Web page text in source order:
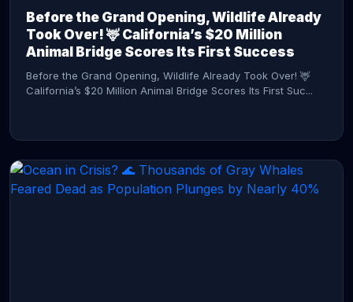
Before the Grand Opening, Wildlife Already
Took Over! 🦌 California’s $20 Million
Animal Bridge Scores Its First Success
Before the Grand Opening, Wildlife Already Took Over! 🦌
California’s $20 Million Animal Bridge Scores Its First Suc...